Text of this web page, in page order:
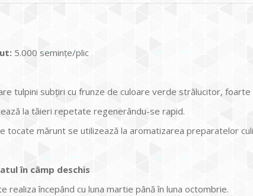
5.000 seminţe/plic
tulpini subţiri cu frunze de culoare verde strălucitor, foarte
la tăieri repetate regenerându-se rapid.
tocate mărunt se utilizează la aromatizarea preparatelor
în câmp deschis
realiza începând cu luna martie până în luna octombrie.